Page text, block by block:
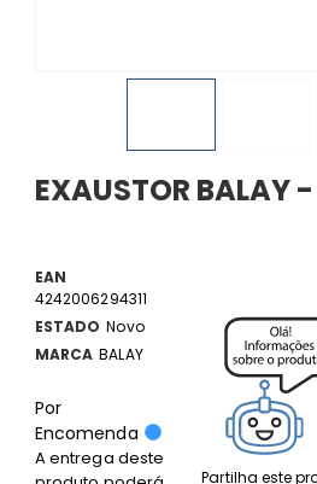
EXAUSTOR BALAY
EAN
4242006294311
ESTADO Novo
MARCA BALAY
Por
Encomenda
A entrega deste
Partilha este